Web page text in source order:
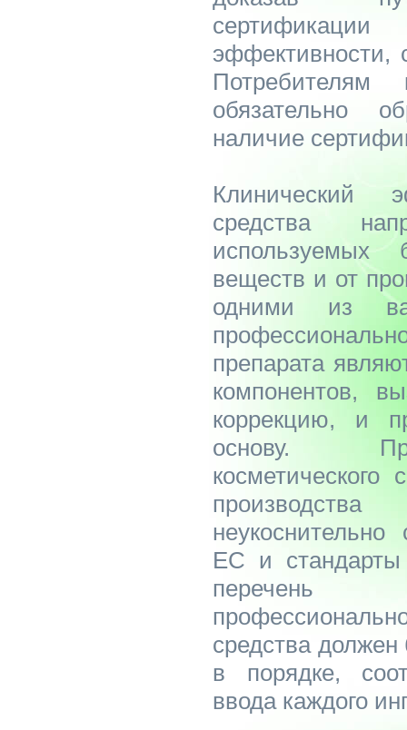
эффективности,
Потребителям
обязательно
наличие
Клинический
средства
используемых
веществ и от
одними из
препарата
компонентов,
коррекцию, и
основу.
ЕС и
перечень
средства
в порядке,
ввода каждого